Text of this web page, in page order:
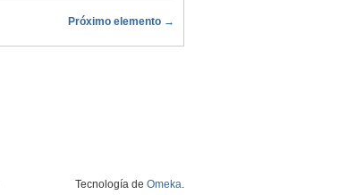
Próximo elemento →
Tecnología de Omeka.